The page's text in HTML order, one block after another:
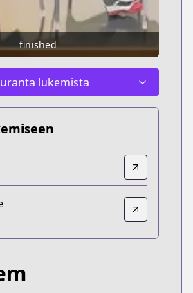
finished
lukemista
i/events/1032362040197767168
series/gijiharem